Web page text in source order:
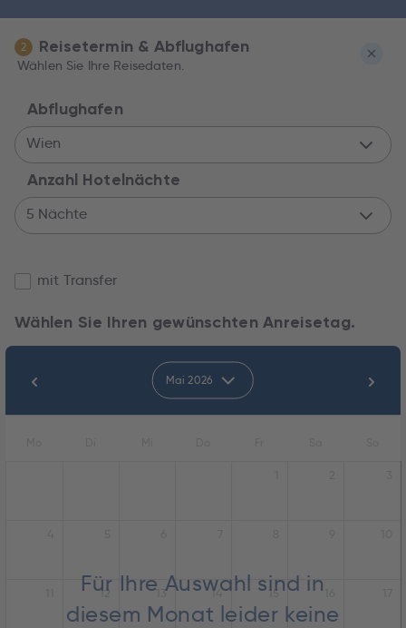
2 Reisetermin & Abflughafen
Wählen Sie Ihre Reisedaten.
Abflughafen
Wien
Anzahl Hotelnächte
5 Nächte
mit Transfer
Wählen Sie Ihren gewünschten Anreisetag.
Mai 2026
Für Ihre Auswahl sind in
diesem Monat leider keine
12 13 14 15